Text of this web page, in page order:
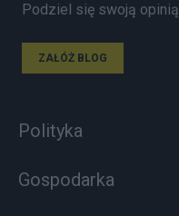
Podziel się swoją opinią
ZAŁÓŻ BLOG
Polityka
Gospodarka